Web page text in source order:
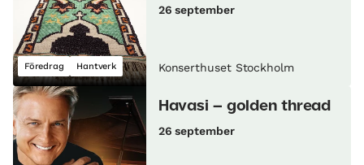
Föredrag Hantverk
26 september
Konserthuset Stockholm
Havasi – golden thread
26 september